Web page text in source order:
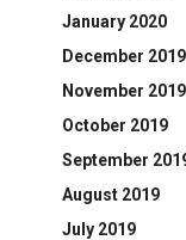
January 2020
December 2019
November 2019
October 2019
September
August 2019
July 2019